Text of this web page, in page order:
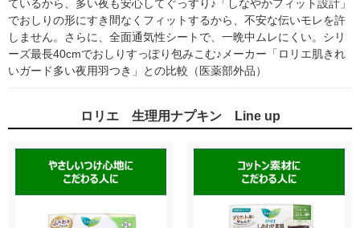
ているから、多い夜も安心してぐっすり♪「しなやかフィット設計」
でおしりの形にすき間なくフィットするから、不安な伝いモレを許
しません。さらに、全面通気性シートで、一晩中ムレにくい。シリ
ーズ最長40cmでおしりすっぽり包みこむ♪メーカー「ロリエ肌きれ
いガード多い夜用羽つき」との比較（医薬部外品）
ロリエ 生理用ナプキン Line up